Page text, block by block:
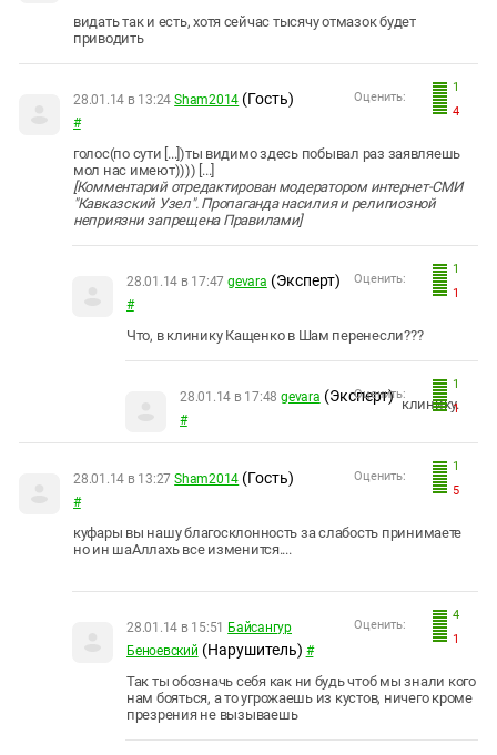
видать так и есть, хотя сейчас тысячу отмазок будет
приводить
1
4
Оценить:
28.01.14 в 13:24 Sham2014 (Гость)
#
голос(по сути [...])ты видимо здесь побывал раз заявляешь
мол нас имеют)))) [...]
[Комментарий отредактирован модератором интернет-СМИ
"Кавказский Узел". Пропаганда насилия и религиозной
неприязни запрещена Правилами]
1
1
Оценить:
28.01.14 в 17:47 gevara (Эксперт)
#
Что, в клинику Кащенко в Шам перенесли???
1
1
Оценить:
28.01.14 в 17:48 gevara (Эксперт)
#
клинику.
1
5
Оценить:
28.01.14 в 13:27 Sham2014 (Гость)
#
куфары вы нашу благосклонность за слабость принимаете
но ин шаАллахь все изменится....
4
1
Оценить:
28.01.14 в 15:51
Байсангур
Беноевский (Нарушитель) #
Так ты обозначь себя как ни будь чтоб мы знали кого
нам бояться, а то угрожаешь из кустов, ничего кроме
презрения не вызываешь